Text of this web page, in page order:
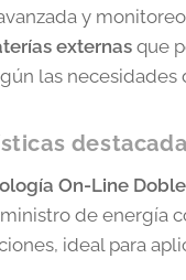
y
externas que
las necesidades
On-Line
de energía
ideal para